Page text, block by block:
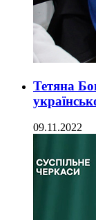
Тетяна
09.11.2022